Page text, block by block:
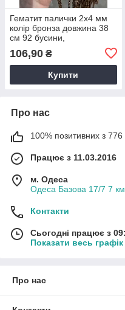
Гематит палички 2x4 мм
колір бронза довжина 38
см 92 бусини,
натуральний камінь, для
прикрас
106,90 ₴
Купити
Про нас
100% позитивних з 776
Працює з 11.03.2016
м. Одеса
Одеса Базова 17/7 7
Контакти
Сьогодні працює з
Показати весь
Про нас